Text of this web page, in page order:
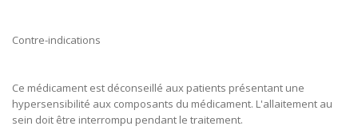
Contre-indications
Ce médicament est déconseillé aux patients présentant une
hypersensibilité aux composants du médicament. L'allaitement au
sein doit être interrompu pendant le traitement.